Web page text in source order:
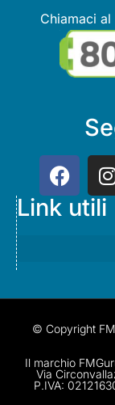
Chiamaci
Link utili
© Copyright
Il marchio
Via
P.IVA: